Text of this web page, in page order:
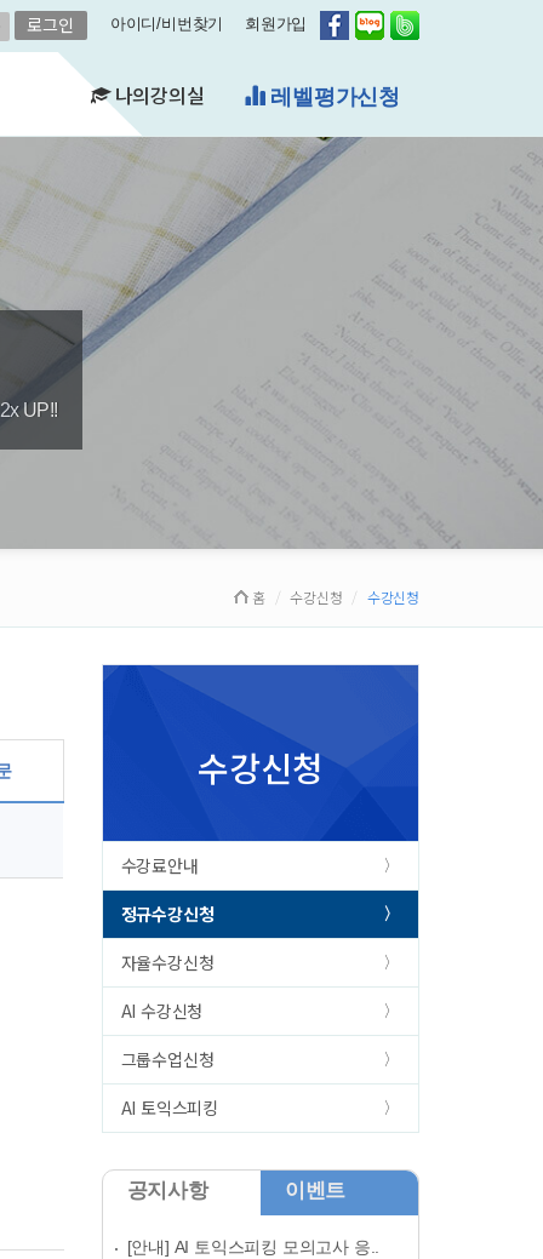
아이디/비번찾기 회원가입
(FAQ)
수강현황
수업연기
학습자료실
결제내역
나의강의실 무료체험수업
UP!!
홈 수강신청 수강신청
수강신청
수강료안내
정규수강신청
자율수강신청
AI 수강신청
그룹수업신청
AI 토익스피킹
공지사항 이벤트
[안내] AI 토익스피킹 모의고사 응..